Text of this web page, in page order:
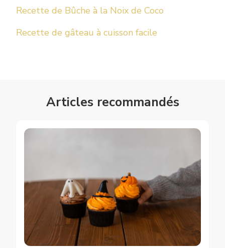
Recette de Bûche à la Noix de Coco
Recette de gâteau à cuisson facile
Articles recommandés